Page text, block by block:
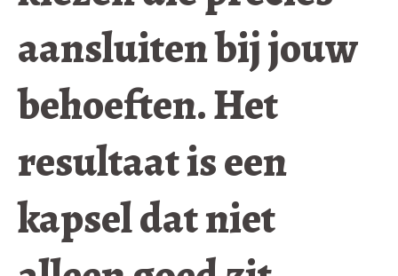
aansluiten bij jouw
behoeften. Het
resultaat is een
kapsel dat niet